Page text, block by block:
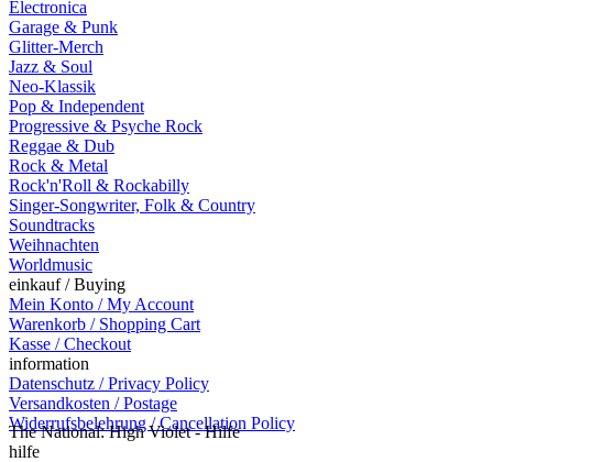
Electronica
Garage & Punk
Glitter-Merch
Jazz & Soul
Neo-Klassik
Pop & Independent
Progressive & Psyche Rock
Reggae & Dub
Rock & Metal
Rock'n'Roll & Rockabilly
Singer-Songwriter, Folk & Country
Soundtracks
Weihnachten
Worldmusic
einkauf / Buying
Mein Konto / My Account
Warenkorb / Shopping Cart
Kasse / Checkout
information
Datenschutz / Privacy Policy
Versandkosten / Postage
Widerrufsbelehrung / Cancellation Policy
The National: High Violet - Hilfe
hilfe